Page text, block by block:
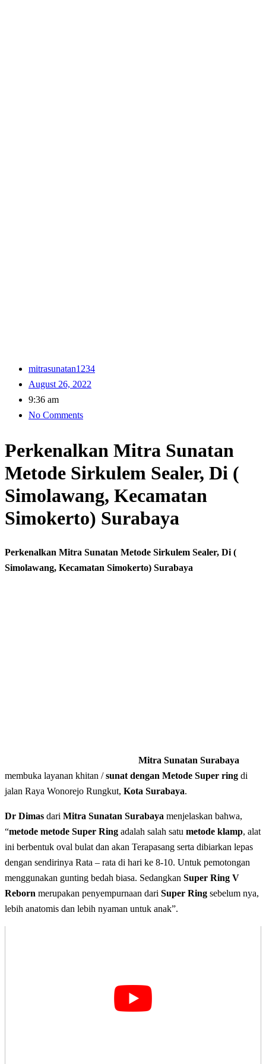
mitrasunatan1234
August 26, 2022
9:36 am
No Comments
Perkenalkan Mitra Sunatan
Metode Sirkulem Sealer, Di (
Simolawang, Kecamatan
Simokerto) Surabaya
Perkenalkan Mitra Sunatan Metode Sirkulem Sealer, Di (
Simolawang, Kecamatan Simokerto) Surabaya
Mitra Sunatan Surabaya
membuka layanan khitan /sunat dengan Metode Super ring di
jalan Raya Wonorejo Rungkut, Kota Surabaya.
Dr Dimas dari Mitra Sunatan Surabaya menjelaskan bahwa,
“metode metode Super Ring adalah salah satu metode klamp, alat
ini berbentuk oval bulat dan akan Terapasang serta dibiarkan lepas
dengan sendirinya Rata – rata di hari ke 8-10. Untuk pemotongan
menggunakan gunting bedah biasa. Sedangkan Super Ring V
Reborn merupakan penyempurnaan dari Super Ring sebelum nya,
lebih anatomis dan lebih nyaman untuk anak”.